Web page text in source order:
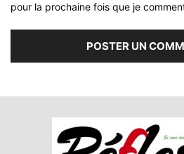
pour la prochaine fois que je